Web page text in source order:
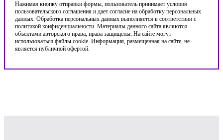
Нажимая кнопку отправки формы, пользователь принимает условия
пользовательского соглашения и дает согласие на обработку персональных
данных. Обработка персональных данных выполняется в соответствии с
политикой конфиденциальности. Материалы данного сайта являются
объектами авторского права, права защищены. На сайте могут
использоваться файлы cookie. Информация, размещенная на сайте, не
является публичной офертой.